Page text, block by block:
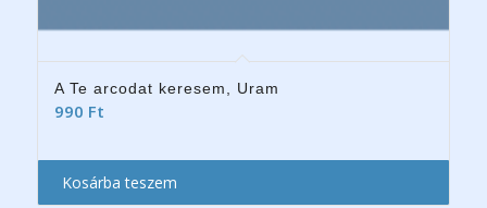
A Te arcodat keresem, Uram
990 Ft
Kosárba teszem